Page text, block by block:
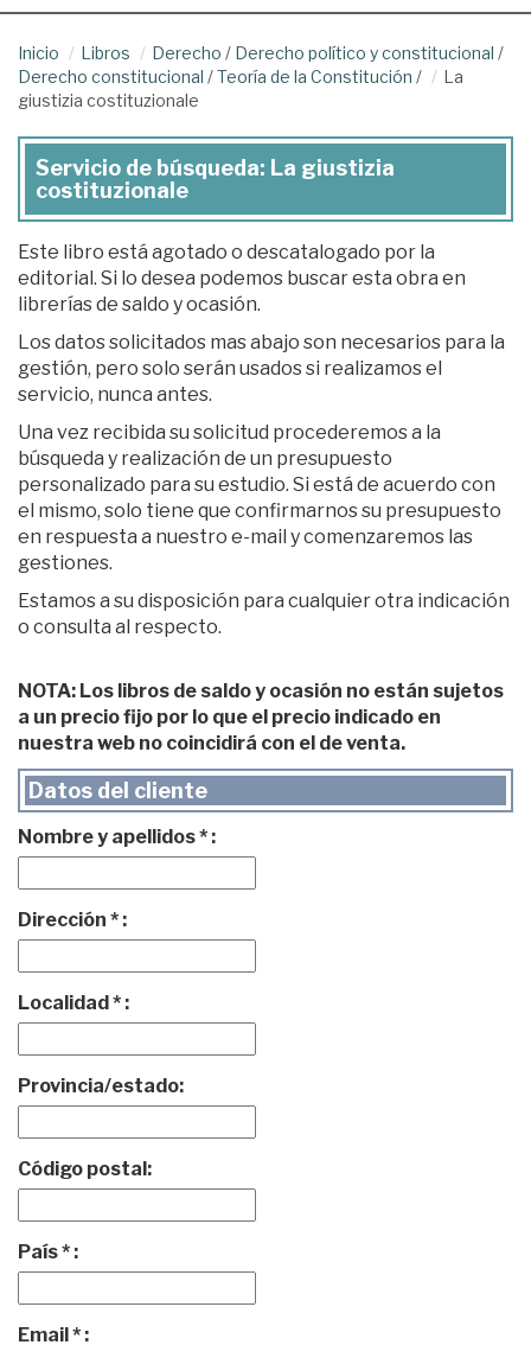
Inicio Libros Derecho / Derecho político y constitucional /
Derecho constitucional /Teoría de la Constitución /
La
giustizia costituzionale
Servicio de búsqueda: La giustizia
costituzionale
Este libro está agotado o descatalogado por la
editorial. Si lo desea podemos buscar esta obra en
librerías de saldo y ocasión.
Los datos solicitados mas abajo son necesarios para la
gestión, pero solo serán usados si realizamos el
servicio, nunca antes.
Una vez recibida su solicitud procederemos a la
búsqueda y realización de un presupuesto
personalizado para su estudio. Si está de acuerdo con
el mismo, solo tiene que confirmarnos su presupuesto
en respuesta a nuestro e-mail y comenzaremos las
gestiones.
Estamos a su disposición para cualquier otra indicación
o consulta al respecto.
NOTA: Los libros de saldo y ocasión no están sujetos
a un precio fijo por lo que el precio indicado en
nuestra web no coincidirá con el de venta.
Datos del cliente
Nombre y apellidos * :
Dirección * :
Localidad * :
Provincia/estado:
Código postal:
País * :
Email * :